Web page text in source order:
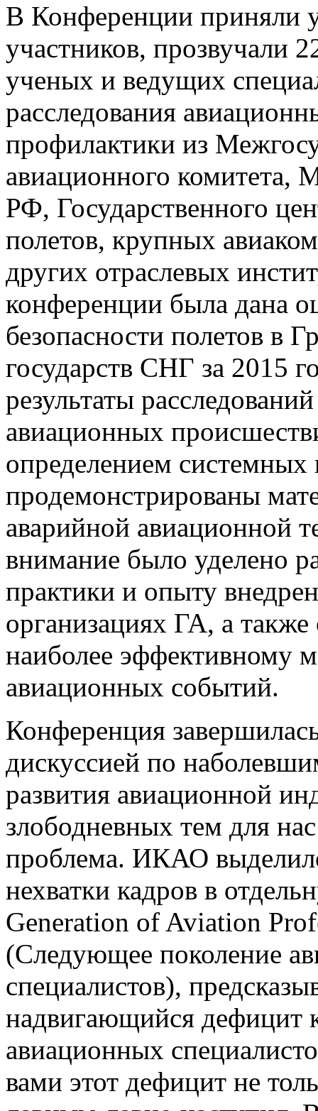
В Конференции приняли
участников, прозвучали
ученых и ведущих
расследования
профилактики из
авиационного комитета,
РФ, Государственного
полетов, крупных
других отраслевых
конференции была дана
безопасности полетов в
государств СНГ за 2015
результаты
авиационных
определением
продемонстрированы
аварийной авиационной
внимание было уделено
практики и опыту
организациях ГА, а также
наиболее эффективному
авиационных событий.
Конференция
дискуссией по
развития авиационной
злободневных тем для
проблема. ИКАО
нехватки кадров в
Generation of Aviation
(Следующее поколение
специалистов),
надвигающийся дефицит
авиационных
вами этот дефицит не